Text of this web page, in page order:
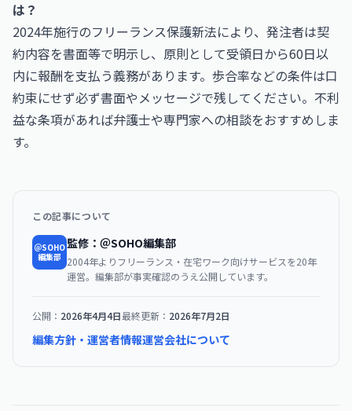
は？
2024年施行のフリーランス保護新法により、発注者は契
約内容を書面等で明示し、原則として受領日から60日以
内に報酬を支払う義務があります。歩合率などの条件は口
約束にせず必ず書面やメッセージで残してください。不利
益な条項があれば弁護士や専門家への相談をおすすめしま
す。
この記事について
＠SOHO
編集部
監修：＠SOHO編集部
2004年よりフリーランス・在宅ワーク向けサービスを20年
運営。編集部が事実確認のうえ公開しています。
公開： 2026年4月4日最終更新： 2026年7月2日
編集方針・運営者情報運営会社について